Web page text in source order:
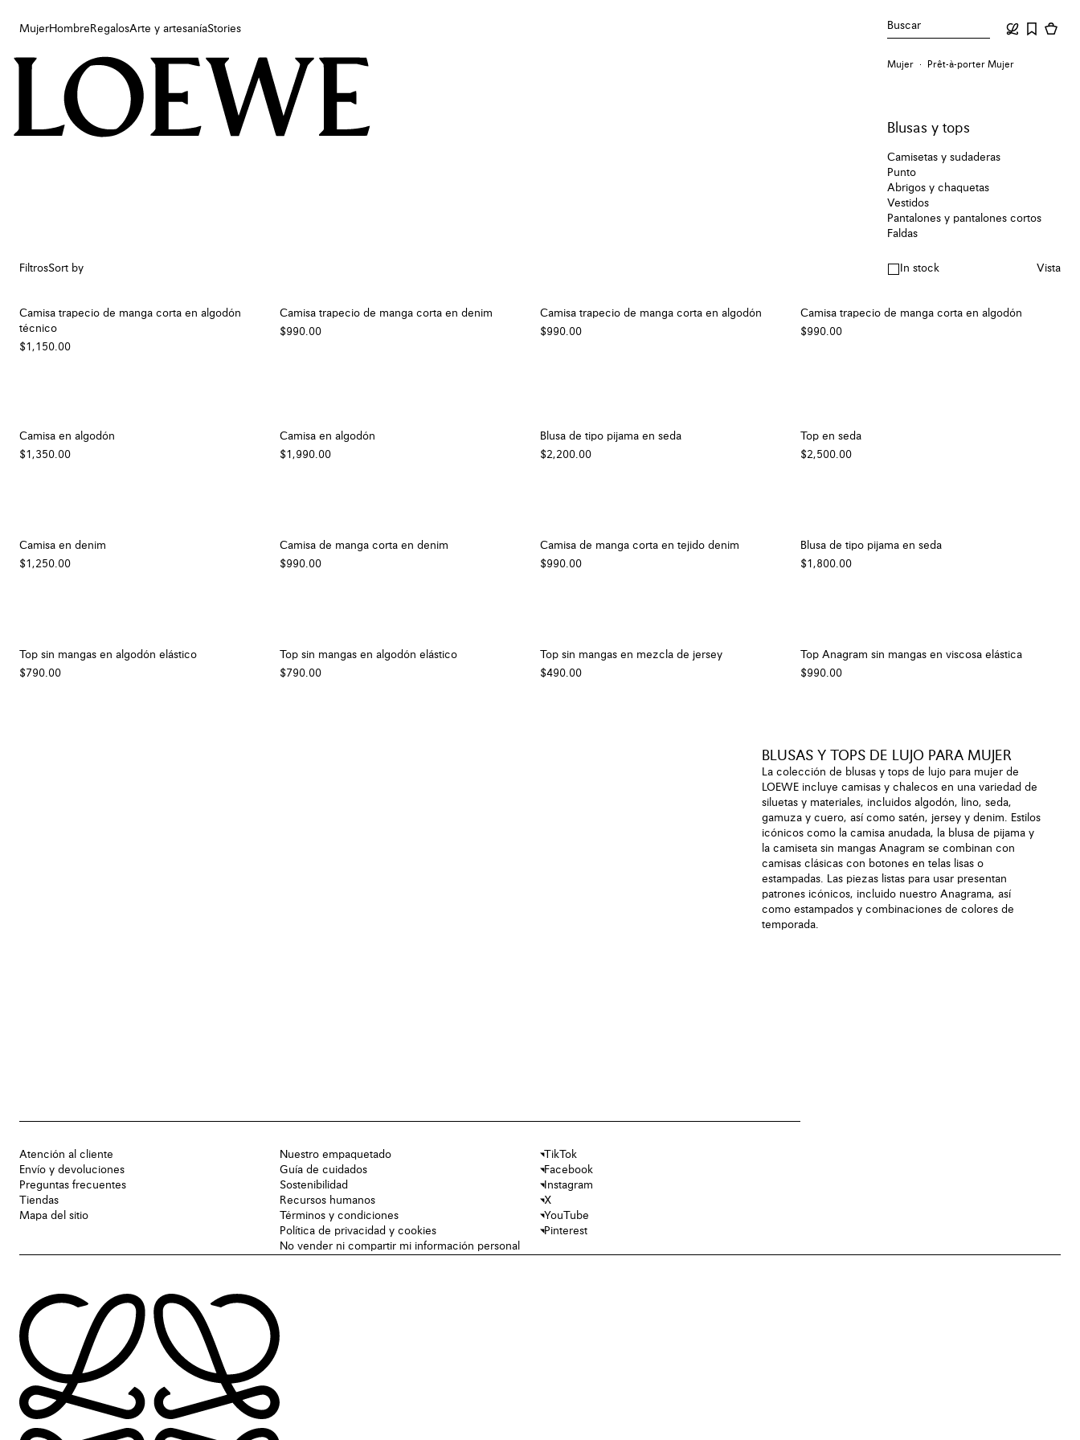
MujerHombre RegalosArte y artesaníaStories Buscar
Mujer
Arte y artesanía
Mujer Prêt-à-porter Mujer
Blusas y tops
Camisetas y sudaderas
Punto
Abrigos y chaquetas
Vestidos
Pantalones y pantalones cortos
Faldas
FiltrosSort by In stock Vista
Camisa trapecio de manga corta en algodón
técnico
$1,150.00
Camisa trapecio de manga corta en denim
$990.00
Camisa trapecio de manga corta en algodón
$990.00
Camisa trapecio de manga corta en algodón
$990.00
Camisa en algodón
$1,350.00
Camisa en algodón
$1,990.00
Blusa de tipo pijama en seda
$2,200.00
Top en seda
$2,500.00
Camisa en denim
$1,250.00
Camisa de manga corta en denim
$990.00
Camisa de manga corta en tejido denim
$990.00
Blusa de tipo pijama en seda
$1,800.00
Top sin mangas en algodón elástico
$790.00
Top sin mangas en algodón elástico
$790.00
Top sin mangas en mezcla de jersey
$490.00
Top Anagram sin mangas en viscosa elástica
$990.00
BLUSAS Y TOPS DE LUJO PARA MUJER
La colección de blusas y tops de lujo para mujer de
LOEWE incluye camisas y chalecos en una variedad de
siluetas y materiales, incluidos algodón, lino, seda,
gamuza y cuero, así como satén, jersey y denim. Estilos
icónicos como la camisa anudada, la blusa de pijama y
la camiseta sin mangas Anagram se combinan con
camisas clásicas con botones en telas lisas o
estampadas. Las piezas listas para usar presentan
patrones icónicos, incluido nuestro Anagrama, así
como estampados y combinaciones de colores de
temporada.
Atención al cliente
Envío y devoluciones
Preguntas frecuentes
Tiendas
Mapa del sitio
Nuestro empaquetado
Guía de cuidados
Sostenibilidad
Recursos humanos
Términos y condiciones
Política de privacidad y cookies
No vender ni compartir mi información personal
TikTok
Facebook
Instagram
X
YouTube
Pinterest